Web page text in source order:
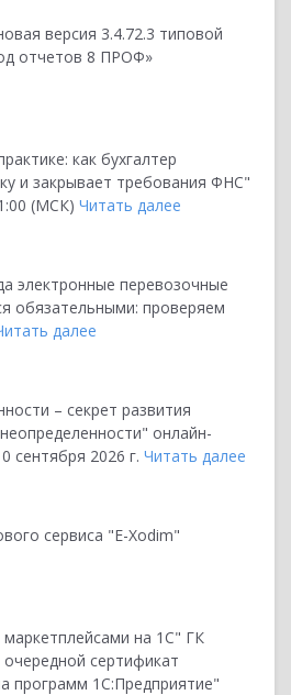
версия 3.4.72.3 типовой
отчетов 8 ПРОФ»
как бухгалтер
и закрывает требования ФНС"
(МСК) Читать далее
электронные перевозочные
обязательными: проверяем
далее
– секрет развития
онлайн-
сентября 2026 г. Читать далее
сервиса "E-Xodim"
на 1С" ГК
сертификат
программ 1С:Предприятие"